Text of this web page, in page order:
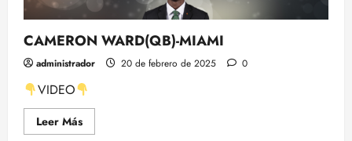
Flick,
de
a
Toni
Nadal
y
un
Draft
NFL
CAMERON WARD(QB)-MIAMI
administrador 20 de febrero de 2025 0
VIDEO
Leer MásLeer
más